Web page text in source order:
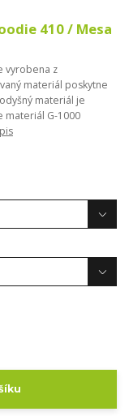
410 / Mesa
vyrobena z
materiál poskytne
materiál je
materiál G-1000